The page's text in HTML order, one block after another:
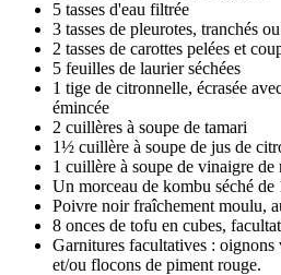
5 tasses d'eau filtrée
3 tasses de pleurotes, tranchés
2 tasses de carottes pelées et
5 feuilles de laurier séchées
1 tige de citronnelle, écrasée
émincée
2 cuillères à soupe de tamari
1½ cuillère à soupe de jus de
1 cuillère à soupe de vinaigre de
Un morceau de kombu séché de
Poivre noir fraîchement moulu,
8 onces de tofu en cubes,
Garnitures facultatives : oignons
et/ou flocons de piment rouge.